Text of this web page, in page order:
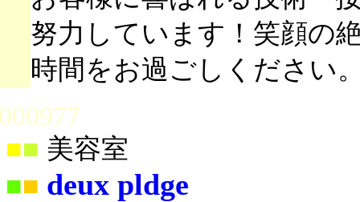
努力しています！笑顔の
時間をお過ごしください
■ 美容室
■■ deux pldge